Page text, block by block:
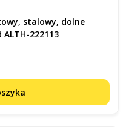
stalowy, dolne
ALTH-222113